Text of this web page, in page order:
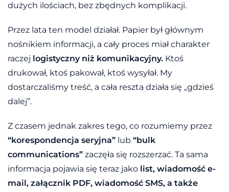
dużych ilościach, bez zbędnych komplikacji.
Przez lata ten model działał. Papier był głównym
nośnikiem informacji, a cały proces miał charakter
raczej logistyczny niż komunikacyjny. Ktoś
drukował, ktoś pakował, ktoś wysyłał. My
dostarczaliśmy treść, a cała reszta działa się „gdzieś
dalej”.
Z czasem jednak zakres tego, co rozumiemy przez
“korespondencja seryjna” lub “bulk
communications” zaczęła się rozszerzać. Ta sama
informacja pojawia się teraz jako list, wiadomość e-
mail, załącznik PDF, wiadomość SMS, a także